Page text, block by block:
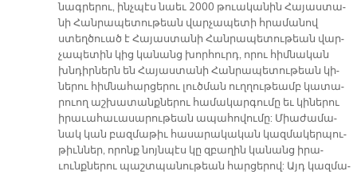
նագ­րե­րու, ինչ­պէս նաեւ 2000 թուա­կա­նին Հա­յաս­տա­
նի Հան­րա­պե­տու­թեան վար­չա­պե­տի հրա­մա­նով
ստեղ­ծուած է Հա­յաս­տա­նի Հան­րա­պե­տու­թեան վար­
չա­պե­տին կից կա­նանց խոր­հուրդ, ո­րու հիմ­նա­կան
խնդիր­ներն են Հա­յաս­տա­նի Հան­րա­պե­տու­թեան կի­
նե­րու հիմ­նա­հար­ցե­րու լուծ­ման ուղ­ղու­թեամբ կա­տա­
րուող աշ­խա­տանք­նե­րու հա­մա­կար­գու­մը եւ կի­նե­րու
ի­րա­ւա­հա­ւա­սա­րու­թեան ա­պա­հո­վու­մը: Միա­ժա­մա­
նակ կան բազ­մա­թիւ հա­սա­րա­կա­կան կազ­մա­կեր­պու­
թիւն­ներ, ո­րոնք նոյն­պէս կը զբա­ղին կա­նանց ի­րա­
ւունք­նե­րու պաշտ­պա­նու­թեան հար­ցե­րով: Այդ կազ­մա­